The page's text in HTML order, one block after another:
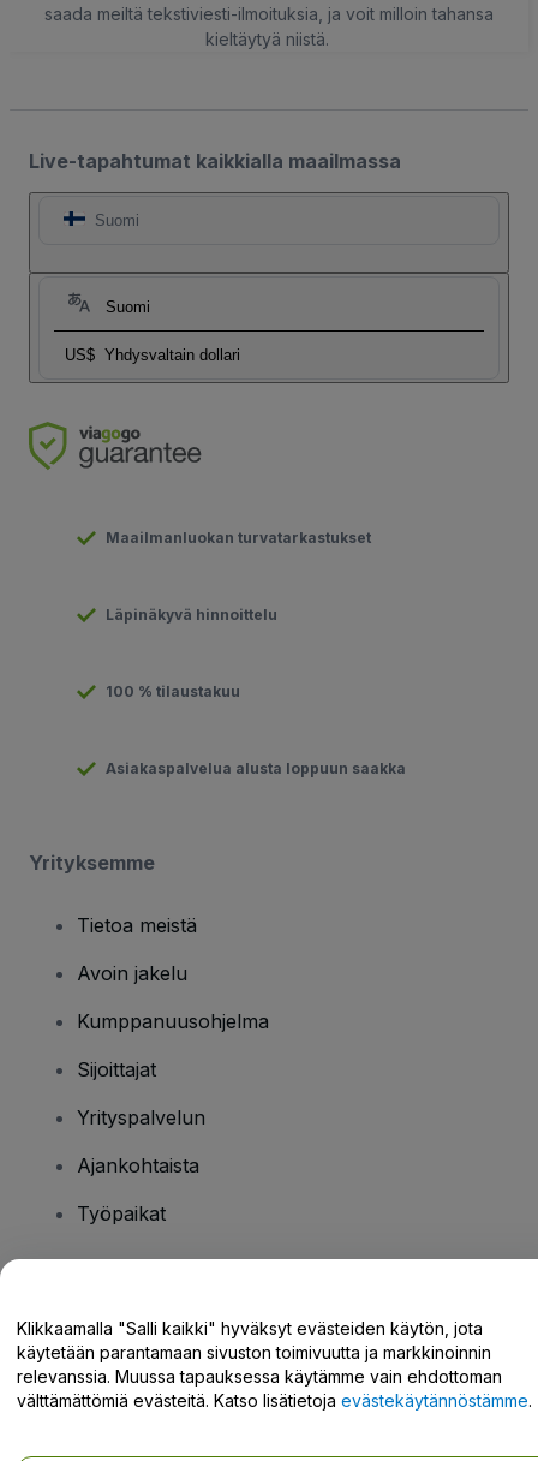
saada meiltä tekstiviesti-ilmoituksia, ja voit milloin tahansa
kieltäytyä niistä.
Live-tapahtumat kaikkialla maailmassa
Suomi
Suomi
US$ Yhdysvaltain dollari
Maailmanluokan turvatarkastukset
Läpinäkyvä hinnoittelu
100 % tilaustakuu
Asiakaspalvelua alusta loppuun saakka
Yrityksemme
Tietoa meistä
Avoin jakelu
Kumppanuusohjelma
Sijoittajat
Yrityspalvelun
Ajankohtaista
Työpaikat
Tukikeskus / Ota meihin yhteyttä
Klikkaamalla "Salli kaikki" hyväksyt evästeiden käytön, jota
käytetään parantamaan sivuston toimivuutta ja markkinoinnin
relevanssia. Muussa tapauksessa käytämme vain ehdottoman
välttämättömiä evästeitä. Katso lisätietoja evästekäytännöstämme.